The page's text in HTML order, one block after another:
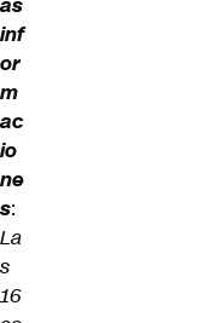
inf
or
m
ac
io
ne
s:
La
s
16